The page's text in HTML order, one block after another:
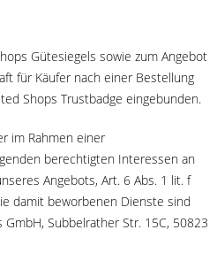
Gütesiegels sowie zum Angebot
für Käufer nach einer Bestellung
Shops Trustbadge eingebunden.
im Rahmen einer
berechtigten Interessen an
Angebots, Art. 6 Abs. 1 lit. f
damit beworbenen Dienste sind
Subbelrather Str. 15C, 50823